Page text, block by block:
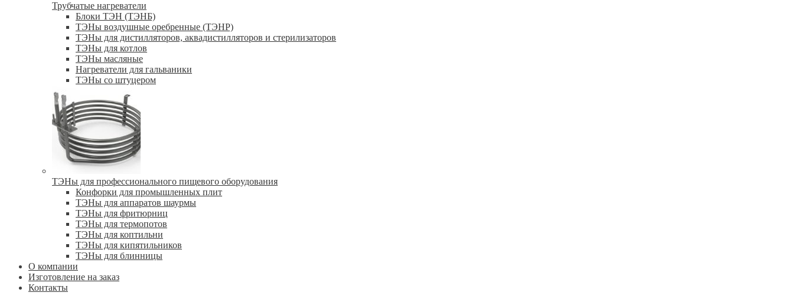
Трубчатые нагреватели
Блоки ТЭН (ТЭНБ)
ТЭНы воздушные оребренные (ТЭНР)
ТЭНы для дистилляторов, аквадистилляторов и стерилизаторов
ТЭНы для котлов
ТЭНы масляные
Нагреватели для гальваники
ТЭНы со штуцером
ТЭНы для профессионального пищевого оборудования
Конфорки для промышленных плит
ТЭНы для аппаратов шаурмы
ТЭНы для фритюрниц
ТЭНы для термопотов
ТЭНы для коптильни
ТЭНы для кипятильников
ТЭНы для блинницы
О компании
Изготовление на заказ
Контакты